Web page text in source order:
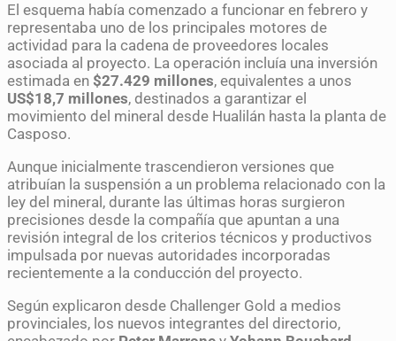
El esquema había comenzado a funcionar en febrero y
representaba uno de los principales motores de
actividad para la cadena de proveedores locales
asociada al proyecto. La operación incluía una inversión
estimada en $27.429 millones, equivalentes a unos
US$18,7 millones, destinados a garantizar el
movimiento del mineral desde Hualilán hasta la planta de
Casposo.
Aunque inicialmente trascendieron versiones que
atribuían la suspensión a un problema relacionado con la
ley del mineral, durante las últimas horas surgieron
precisiones desde la compañía que apuntan a una
revisión integral de los criterios técnicos y productivos
impulsada por nuevas autoridades incorporadas
recientemente a la conducción del proyecto.
Según explicaron desde Challenger Gold a medios
provinciales, los nuevos integrantes del directorio,